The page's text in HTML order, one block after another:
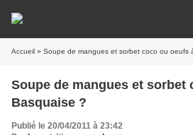
Accueil » Soupe de mangues et sorbet coco ou oeufs
Soupe de mangues et sorbet
Basquaise ?
Publié le 20/04/2011 à 23:42